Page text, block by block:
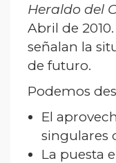
Heraldo del
Abril de
señalan la
de futuro.
Podemos
El
singulares
La puesta